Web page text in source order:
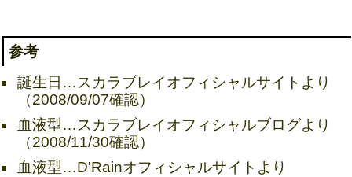
参考
誕生日…スカラブレイオフィシャルサイトより
（2008/09/07確認）
血液型…スカラブレイオフィシャルブログより
（2008/11/30確認）
血液型…D'Rainオフィシャルサイトより